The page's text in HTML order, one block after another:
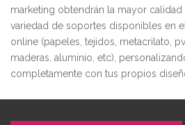
marketing obtendrán la mayor
variedad de soportes disponibles en
online (papeles, tejidos, metacrilato,
maderas, aluminio, etc),
completamente con tus propios